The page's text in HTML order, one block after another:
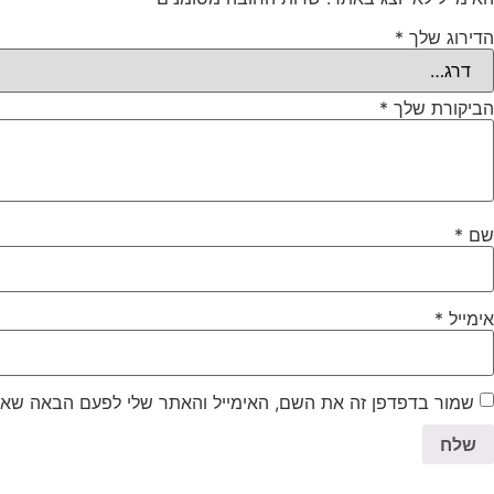
הדירוג שלך *
הביקורת שלך *
שם *
אימייל *
שמור בדפדפן זה את השם, האימייל והאתר שלי לפעם הבאה